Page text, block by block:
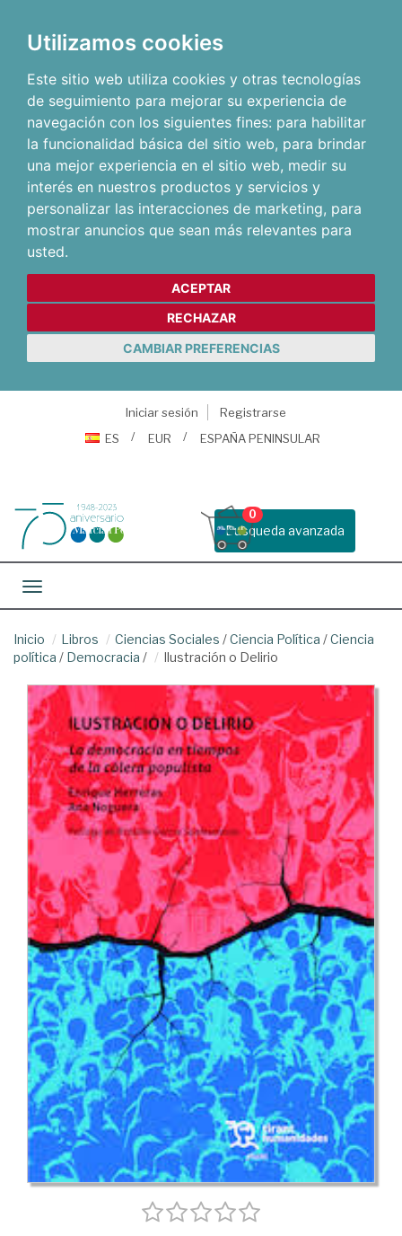
Utilizamos cookies
Este sitio web utiliza cookies y otras tecnologías
de seguimiento para mejorar su experiencia de
navegación con los siguientes fines: para habilitar
la funcionalidad básica del sitio web, para brindar
una mejor experiencia en el sitio web, medir su
interés en nuestros productos y servicios y
personalizar las interacciones de marketing, para
mostrar anuncios que sean más relevantes para
usted.
ACEPTAR
RECHAZAR
CAMBIAR PREFERENCIAS
Iniciar sesión
Registrarse
ES
EUR ESPAÑA PENINSULAR
Busqueda avanzada
0
Toggle navigation
Inicio Libros Ciencias Sociales /Ciencia Política /Ciencia
política / Democracia / Ilustración o Delirio